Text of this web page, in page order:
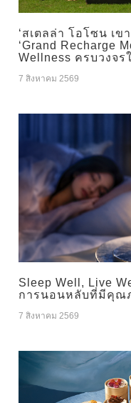
‘สเตลล่า โอโซน เ
‘Grand Recharge
Wellness ครบวงจ
7 สิงหาคม 2569
Sleep Well, Live
การนอนหลับที่มีคุณ
7 สิงหาคม 2569